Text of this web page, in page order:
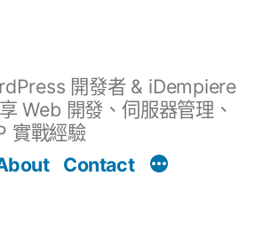
開發者 & iDempiere
Web 開發、伺服器管理、
實戰經驗
Contact